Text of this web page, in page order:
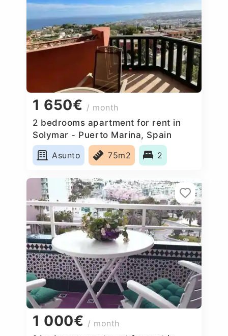
1 650€ / month
2 bedrooms apartment for rent in
Solymar - Puerto Marina, Spain
Asunto
75m2 2
1 000€ / month